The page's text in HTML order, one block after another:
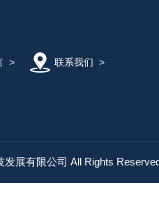
> 联系我们 >
发展有限公司 All Rights